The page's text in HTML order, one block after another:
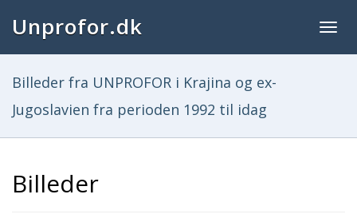
Unprofor.dk
Billeder fra UNPROFOR i Krajina og ex-
Jugoslavien fra perioden 1992 til idag
Billeder